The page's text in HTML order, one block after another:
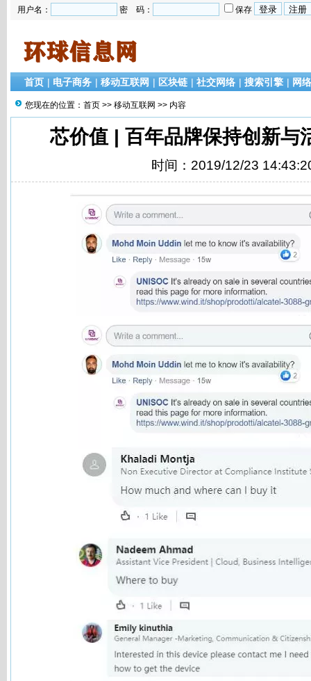
用户名： 密 码： 保存
首页 | 电子商务 | 移动互联网 | 区块链 | 社交网络 | 搜索引擎 | 网
您现在的位置： 首页 >> 移动互联网 >> 内容
芯价值 | 百年品牌保持创新与
时间：2019/12/23